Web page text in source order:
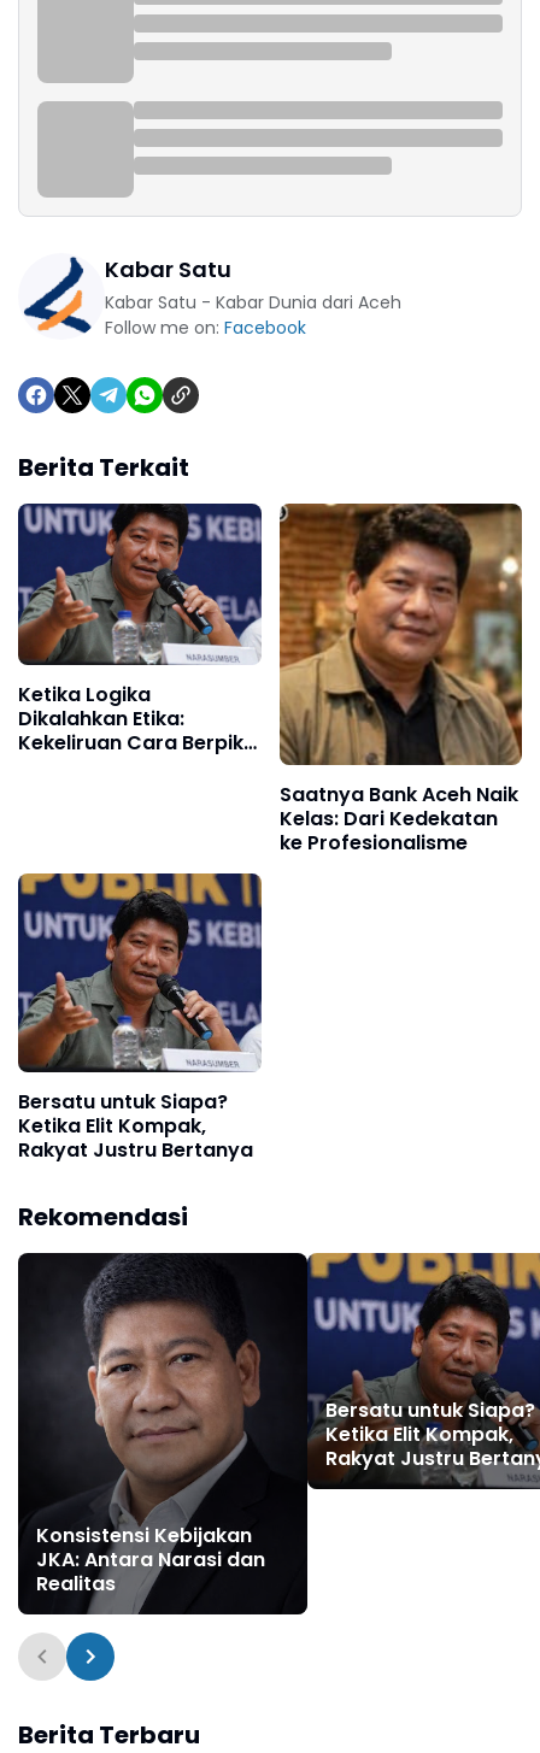
Kabar Satu
Kabar Satu - Kabar Dunia dari Aceh
Follow me on: Facebook
Berita Terkait
Ketika Logika
Dikalahkan Etika:
Kekeliruan Cara Berpikir
Saatnya Bank Aceh Naik
Kelas: Dari Kedekatan
ke Profesionalisme
Bersatu untuk Siapa?
Ketika Elit Kompak,
Rakyat Justru Bertanya
Rekomendasi
Konsistensi Kebijakan
JKA: Antara Narasi dan
Realitas
Bersatu untuk Siapa?
Ketika Elit Kompak,
Rakyat Justru
Berita Terbaru